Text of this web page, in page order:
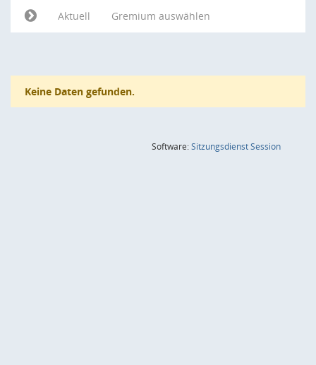
Aktuell
Gremium auswählen
Keine Daten gefunden.
Software:SitzungsdienstSession(Wird in